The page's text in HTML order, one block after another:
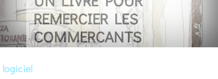
REMERCIER LES
COMMERCANTS
logiciel